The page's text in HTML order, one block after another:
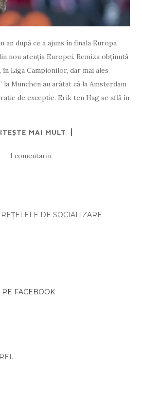
an după ce a ajuns în finala Europa
nou atenţia Europei. Remiza obţinută
Liga Campionilor, dar mai ales
Munchen au arătat că la Amsterdam
de excepţie. Erik ten Hag se află în
MAI MULT
1 comentariu
DE SOCIALIZARE
FACEBOOK